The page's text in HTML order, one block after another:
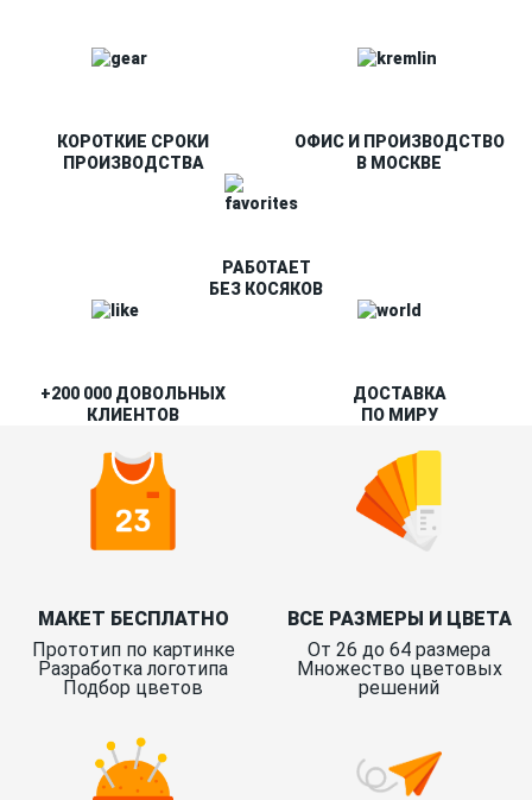
КОРОТКИЕ СРОКИ
ПРОИЗВОДСТВА
ОФИС И ПРОИЗВОДСТВО
В МОСКВЕ
РАБОТАЕТ
БЕЗ КОСЯКОВ
+200 000 ДОВОЛЬНЫХ
КЛИЕНТОВ
ДОСТАВКА
ПО МИРУ
МАКЕТ БЕСПЛАТНО
Прототип по картинке
Разработка логотипа
Подбор цветов
ВСЕ РАЗМЕРЫ И ЦВЕТА
От 26 до 64 размера
Множество цветовых
решений